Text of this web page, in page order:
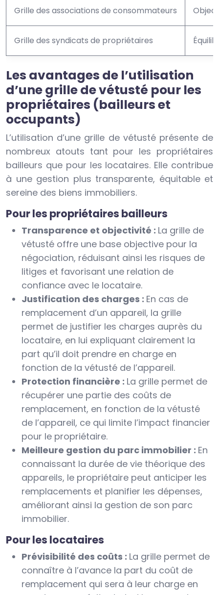
Grille des associations de consommateurs
Grille des syndicats de propriétaires
Les avantages de l’utilisation
d’une grille de vétusté pour les
propriétaires (bailleurs et
occupants)
L’utilisation d’une grille de vétusté présente de
nombreux atouts tant pour les propriétaires
bailleurs que pour les locataires. Elle contribue
à une gestion plus transparente, équitable et
sereine des biens immobiliers.
Pour les propriétaires bailleurs
Transparence et objectivité : La grille de
vétusté offre une base objective pour la
négociation, réduisant ainsi les risques de
litiges et favorisant une relation de
confiance avec le locataire.
Justification des charges : En cas de
remplacement d’un appareil, la grille
permet de justifier les charges auprès du
locataire, en lui expliquant clairement la
part qu’il doit prendre en charge en
fonction de la vétusté de l’appareil.
Protection financière : La grille permet de
récupérer une partie des coûts de
remplacement, en fonction de la vétusté
de l’appareil, ce qui limite l’impact financier
pour le propriétaire.
Meilleure gestion du parc immobilier : En
connaissant la durée de vie théorique des
appareils, le propriétaire peut anticiper les
remplacements et planifier les dépenses,
améliorant ainsi la gestion de son parc
immobilier.
Pour les locataires
Prévisibilité des coûts : La grille permet de
connaître à l’avance la part du coût de
remplacement qui sera à leur charge en